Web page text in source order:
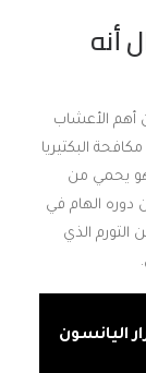
أنه
أهم الأعشاب
البكتيريا
فهو يحمي من
دوره الهام في
الذي
اليانسون